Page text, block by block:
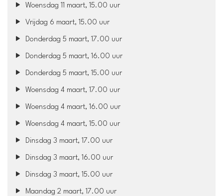
Woensdag 11 maart, 15.00 uur
Vrijdag 6 maart, 15.00 uur
Donderdag 5 maart, 17.00 uur
Donderdag 5 maart, 16.00 uur
Donderdag 5 maart, 15.00 uur
Woensdag 4 maart, 17.00 uur
Woensdag 4 maart, 16.00 uur
Woensdag 4 maart, 15.00 uur
Dinsdag 3 maart, 17.00 uur
Dinsdag 3 maart, 16.00 uur
Dinsdag 3 maart, 15.00 uur
Maandag 2 maart, 17.00 uur